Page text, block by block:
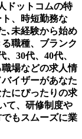
ドットコムの特
、時短勤務な
､未経験から始め
職種、ブランク
30代、40代、
場などの求人情
イザーがあなた
にぴったりの求
て、研修制度や
もスムーズに業